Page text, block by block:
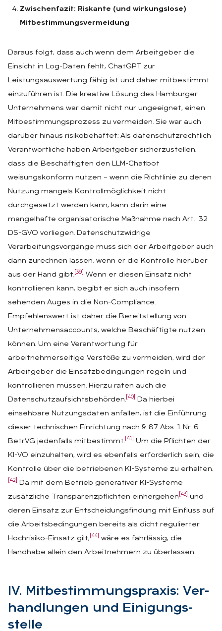
Zwischenfazit: Riskante (und wirkungslose)
Mitbestimmungsvermeidung
Daraus folgt, dass auch wenn dem Arbeitgeber die
Einsicht in Log-Daten fehlt, ChatGPT zur
Leistungsauswertung fähig ist und daher mitbestimmt
einzuführen ist. Die kreative Lösung des Hamburger
Unternehmens war damit nicht nur ungeeignet, einen
Mitbestimmungsprozess zu vermeiden. Sie war auch
darüber hinaus risikobehaftet: Als datenschutzrechtlich
Verantwortliche haben Arbeitgeber sicherzustellen,
dass die Beschäftigten den LLM-Chatbot
weisungskonform nutzen – wenn die Richtlinie zu deren
Nutzung mangels Kontrollmöglichkeit nicht
durchgesetzt werden kann, kann darin eine
mangelhafte organisatorische Maßnahme nach Art. 32
DS-GVO vorliegen. Datenschutzwidrige
Verarbeitungsvorgänge muss sich der Arbeitgeber auch
dann zurechnen lassen, wenn er die Kontrolle hierüber
aus der Hand gibt. [39]
Wenn er diesen Einsatz nicht
kontrollieren kann, begibt er sich auch insofern
sehenden Auges in die Non-Compliance.
Empfehlenswert ist daher die Bereitstellung von
Unternehmensaccounts, welche Beschäftigte nutzen
können. Um eine Verantwortung für
arbeitnehmerseitige Verstöße zu vermeiden, wird der
Arbeitgeber die Einsatzbedingungen regeln und
kontrollieren müssen. Hierzu raten auch die
Datenschutzaufsichtsbehörden. [40]
Da hierbei
einsehbare Nutzungsdaten anfallen, ist die Einführung
dieser technischen Einrichtung nach § 87 Abs. 1 Nr. 6
BetrVG jedenfalls mitbestimmt. [41]
Um die Pflichten der
KI-VO einzuhalten, wird es ebenfalls erforderlich sein, die
Kontrolle über die betriebenen KI-Systeme zu erhalten.
[42]
Da mit dem Betrieb generativer KI-Systeme
zusätzliche Transparenzpflichten einhergehen [43]
und
deren Einsatz zur Entscheidungsfindung mit Einfluss auf
die Arbeitsbedingungen bereits als dicht regulierter
Hochrisiko-Einsatz gilt, [44]
wäre es fahrlässig, die
Handhabe allein den Arbeitnehmern zu überlassen.
IV. Mit­be­stim­mungs­pra­xis: Ver­
hand­lun­gen und Ei­ni­gungs­
stel­le